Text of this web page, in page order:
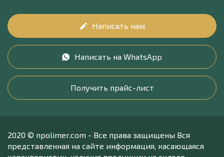
Написать нам
Написать на WhatsApp
Получить прайс-лист
2020 © npolimer.com - Все права защищены Вся
представленная на сайте информация, касающаяся